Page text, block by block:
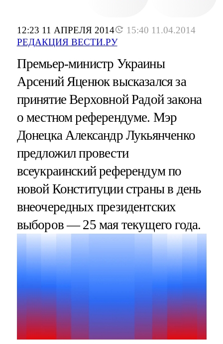
12:23 11 АПРЕЛЯ 2014
15:40 11.04.2014
РЕДАКЦИЯ ВЕСТИ.РУ
Премьер-министр Украины
Арсений Яценюк высказался за
принятие Верховной Радой закона
о местном референдуме. Мэр
Донецка Александр Лукьянченко
предложил провести
всеукраинский референдум по
новой Конституции страны в день
внеочередных президентских
выборов — 25 мая текущего года.